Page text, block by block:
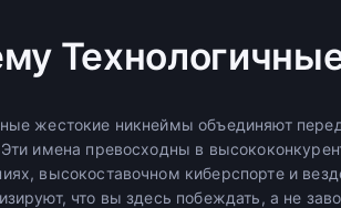
жестокие никнеймы объединяют
имена превосходны в
высокоставочном киберспорте и
что вы здесь побеждать, а не